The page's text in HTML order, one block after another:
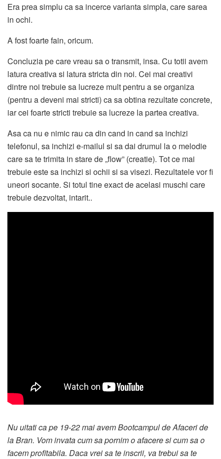
Era prea simplu ca sa incerce varianta simpla, care sarea
in ochi.
A fost foarte fain, oricum.
Concluzia pe care vreau sa o transmit, insa. Cu totii avem
latura creativa si latura stricta din noi. Cei mai creativi
dintre noi trebuie sa lucreze mult pentru a se organiza
(pentru a deveni mai stricti) ca sa obtina rezultate concrete,
iar cei foarte stricti trebuie sa lucreze la partea creativa.
Asa ca nu e nimic rau ca din cand in cand sa inchizi
telefonul, sa inchizi e-mailul si sa dai drumul la o melodie
care sa te trimita in stare de „flow” (creatie). Tot ce mai
trebuie este sa inchizi si ochii si sa visezi. Rezultatele vor fi
uneori socante. Si totul tine exact de acelasi muschi care
trebuie dezvoltat, intarit..
Nu uitati ca pe 19-22 mai avem Bootcampul de Afaceri de
la Bran. Vom invata cum sa pornim o afacere si cum sa o
facem profitabila. Daca vrei sa te inscrii, va trebui sa te